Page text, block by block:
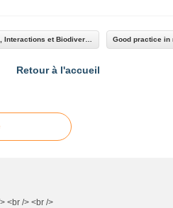
Retour à l'accueil
<br /> <br />